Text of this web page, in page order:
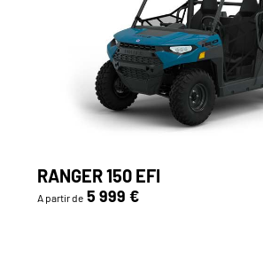
RANGER 150 EFI
A partir de 5 999 €